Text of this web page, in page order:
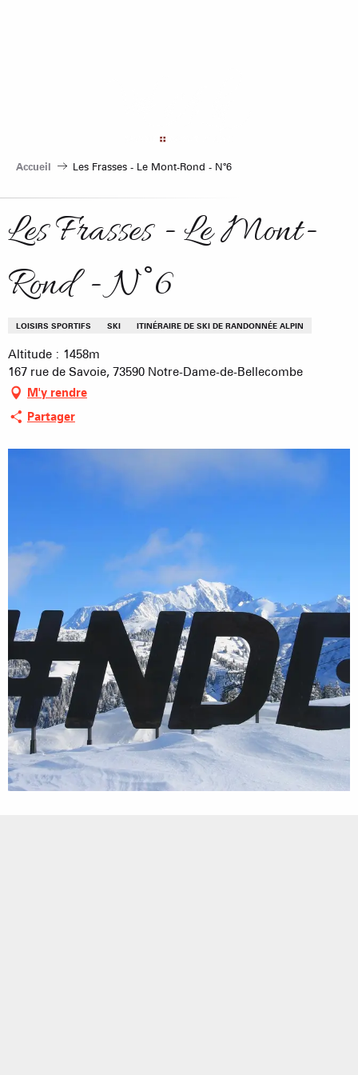
Accueil Les Frasses - Le Mont-Rond - N°6
Les Frasses - Le Mont-
Rond - N°6
LOISIRS SPORTIFS SKI ITINÉRAIRE DE SKI DE RANDONNÉE ALPIN
Altitude : 1458m
167 rue de Savoie, 73590 Notre-Dame-de-Bellecombe
M'y rendre
Partager